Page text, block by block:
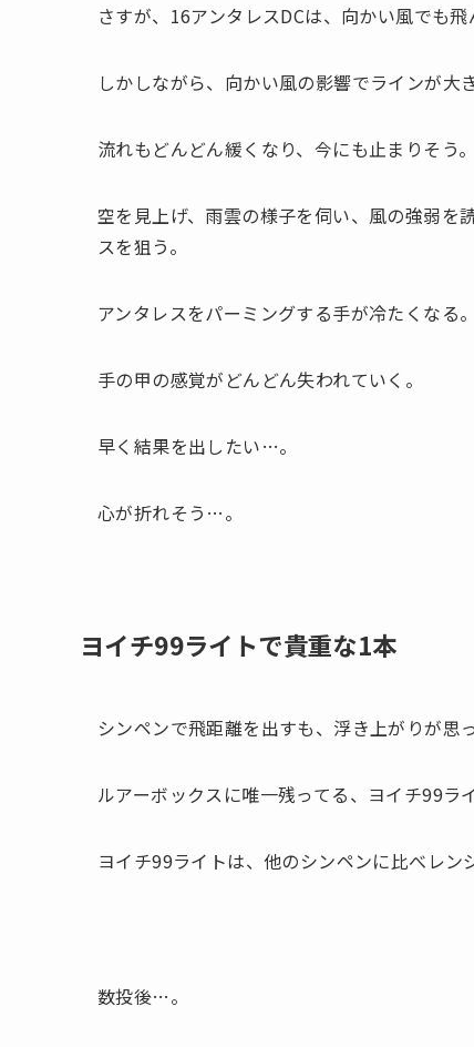
さすが、16アンタレスDCは、向かい風でも飛
しかしながら、向かい風の影響でラインが大
流れもどんどん緩くなり、今にも止まりそう。
空を見上げ、雨雲の様子を伺い、風の強弱を
スを狙う。
アンタレスをパーミングする手が冷たくなる。
手の甲の感覚がどんどん失われていく。
早く結果を出したい…。
心が折れそう…。
ヨイチ99ライトで貴重な1本
シンペンで飛距離を出すも、浮き上がりが思
ルアーボックスに唯一残ってる、ヨイチ99ラ
ヨイチ99ライトは、他のシンペンに比べレン
数投後…。